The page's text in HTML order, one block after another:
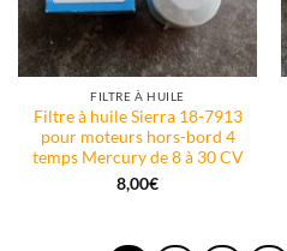
FILTRE À HUILE
Filtre à huile Sierra 18-7913
pour moteurs hors-bord 4
temps Mercury de 8 à 30 CV
8,00€